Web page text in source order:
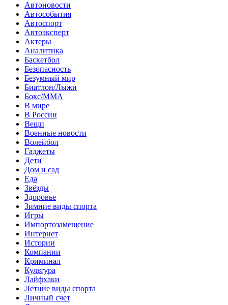
Автоновости
Автособытия
Автоспорт
Автоэксперт
Актеры
Аналитика
Баскетбол
Безопасность
Безумный мир
Биатлон/Лыжи
Бокс/MMA
В мире
В России
Вещи
Военные новости
Волейбол
Гаджеты
Дети
Дом и сад
Еда
Звёзды
Здоровье
Зимние виды спорта
Игры
Импортозамещение
Интернет
Истории
Компании
Криминал
Культура
Лайфхаки
Летние виды спорта
Личный счет